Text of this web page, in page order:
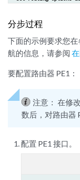
set routing-instances
set routing-instances
set routing-instances
set routing-instances
set routing-
set routing-
set routing-
set routing-
set routing-
set routing-
set protocols rsvp
set protocols rsvp
set protocols mpls
set protocols mpls
set protocols mpls
set protocols bgp
set protocols bgp
set protocols bgp
set protocols ospf
set routing-
分步过程
下面的示例要求您
航的信息，请参阅
要配置路由器 PE1：
注意： 在修
数后，对路由器
配置 PE1 接口。